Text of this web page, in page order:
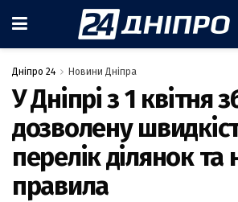
Дніпро 24 Новини Дніпра
У Дніпрі з 1 квітня
дозволену
перелік ділянок та
правила